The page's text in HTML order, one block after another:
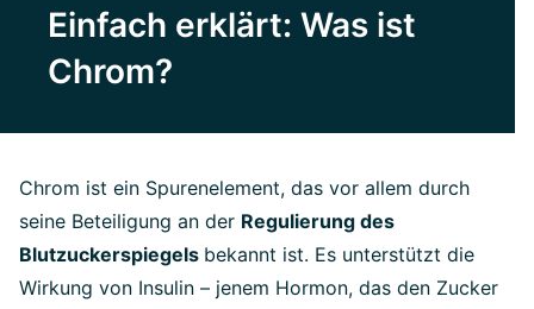
Einfach erklärt: Was ist
Chrom?
Chrom ist ein Spurenelement, das vor allem durch
seine Beteiligung an der Regulierung des
Blutzuckerspiegels bekannt ist. Es unterstützt die
Wirkung von Insulin – jenem Hormon, das den Zucker